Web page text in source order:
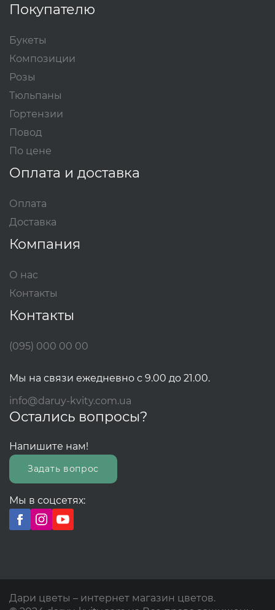
Покупателю
Букеты
Композиции
Розы
Тюльпаны
Гортензии
Повод
По цене
Оплата и доставка
Оплата
Доставка
Компания
О нас
Контакты
Контакты
(095) 000 00 00
Мы на связи ежедневно с 9.00 до 21.00.
info@daruy-kvity.com.ua
Остались вопросы?
Напишите нам!
Задать вопрос
Мы в соцсетях:
Дари цветы – интернет магазин цветов.